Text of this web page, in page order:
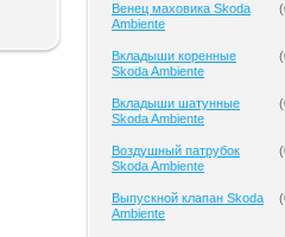
Венец маховика Skoda
Ambiente
(
Вкладыши коренные
Skoda Ambiente
(
Вкладыши шатунные
Skoda Ambiente
(
Воздушный патрубок
Skoda Ambiente
(
Выпускной клапан Skoda
Ambiente
(